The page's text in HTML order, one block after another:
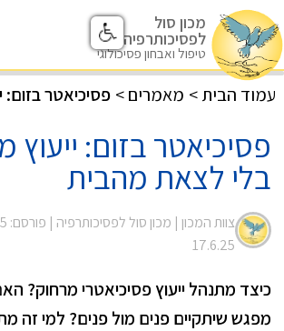
מכון סול
לפסיכותרפיה
טיפול ואבחון פסיכולוגי
פסיכיאטר בזום: > מאמרים > עמוד הבית
פסיכיאטר בזום: ייעוץ
בלי לצאת מהבית
צוות המכון | מכון סול לפסיכותרפיה | פורסם: 11.5.25
17.6.25
כיצד מתנהל ייעוץ פסיכיאטרי מרחוק?
מפגש שיתקיים פנים מול פנים? למי זה